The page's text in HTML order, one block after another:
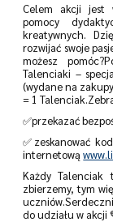
Celem akcji jest
pomocy
kreatywnych.
rozwijać swoje
możesz
Talenciaki –
(wydane na
= 1
✅przekazać
✅zeskanować
internetową
Każdy
zbierzemy, tym
do udziału w akcji